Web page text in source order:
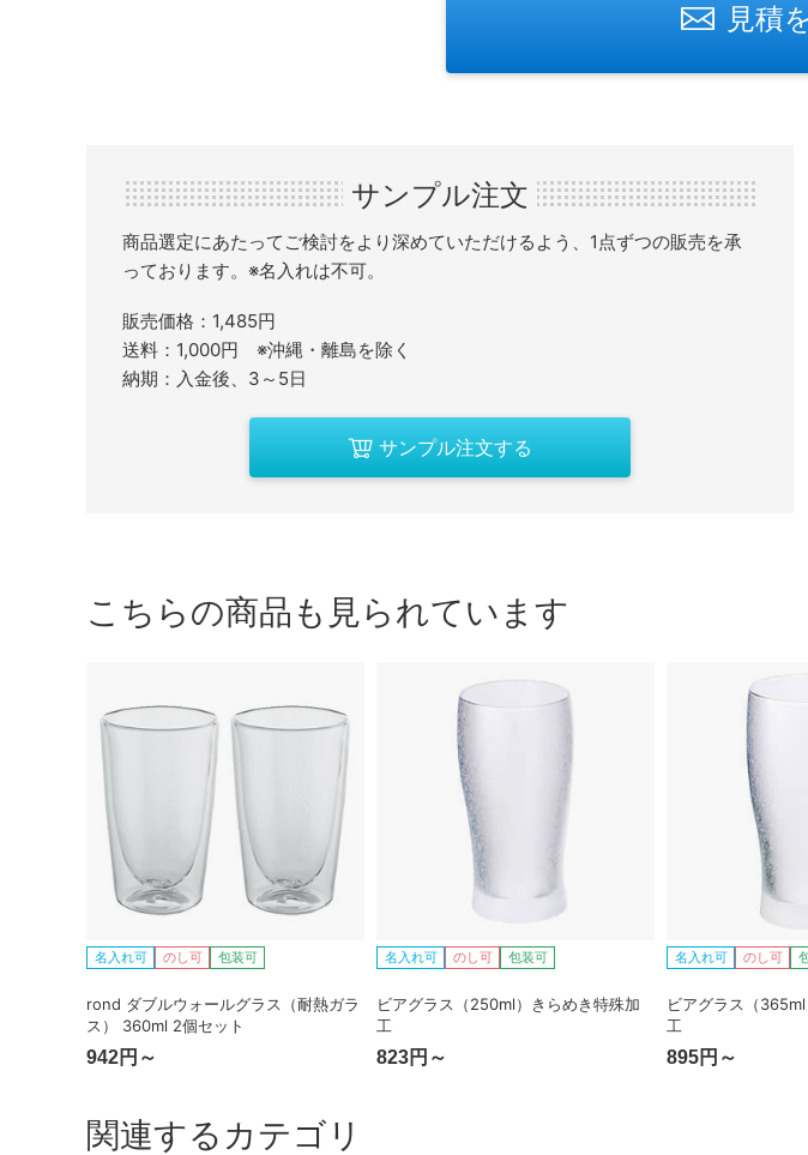
見積
サンプル注文
商品選定にあたってご検討をより深めていただけるよう、1点ずつの販売を承
っております。※名入れは不可。
販売価格：1,485円
送料：1,000円 ※沖縄・離島を除く
納期：入金後、3～5日
サンプル注文する
こちらの商品も見られています
名入れ可 のし可 包装可
rond ダブルウォールグラス（耐熱ガラ
ス） 360ml 2個セット
942円～
名入れ可 のし可 包装可
ビアグラス（250ml）きらめき特殊加
工
823円～
名入れ可 のし可
ビアグラス（
工
895円～
関連するカテゴリ